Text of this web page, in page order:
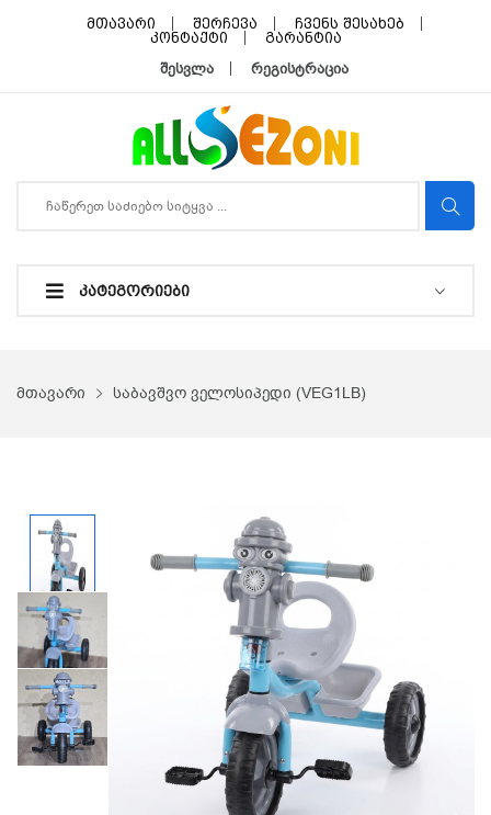
მთავარი შერჩევა
ჩვენს შესახებ
კონტაქტი
გარანტია
შესვლა რეგისტრაცია
ᲙᲐᲢᲔᲒᲝᲠᲘᲔᲑᲘ
მთავარი საბავშვო ველოსიპედი (VEG1LB)